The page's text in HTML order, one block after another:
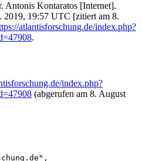
Antonis Kontaratos [Internet].
2019, 19:57 UTC [zitiert am 8.
atlantisforschung.de/index.php?
.
index.php?
(abgerufen am 8. August